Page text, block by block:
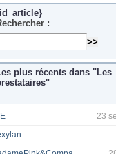
:
plus récents dans "Les
23